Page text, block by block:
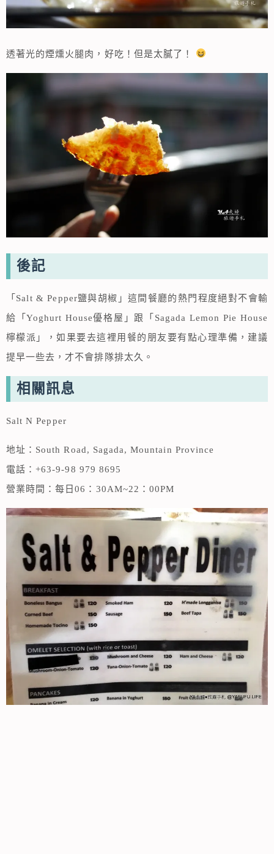
透著光的煙燻火腿肉，好吃！但是太膩了！
後記
「Salt & Pepper鹽與胡椒」這間餐廳的熱門程度絕對不會輸
給「Yoghurt House優格屋」跟「Sagada Lemon Pie House
檸檬派」，如果要去這裡用餐的朋友要有點心理準備，建議
提早一些去，才不會排隊排太久。
相關訊息
Salt N Pepper
地址：South Road, Sagada, Mountain Province
電話：+63-9-98 979 8695
營業時間：每日06：30AM~22：00PM